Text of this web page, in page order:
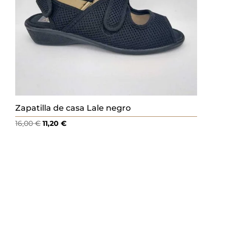
Zapatilla de casa Lale negro
16,00€El
11,20€El